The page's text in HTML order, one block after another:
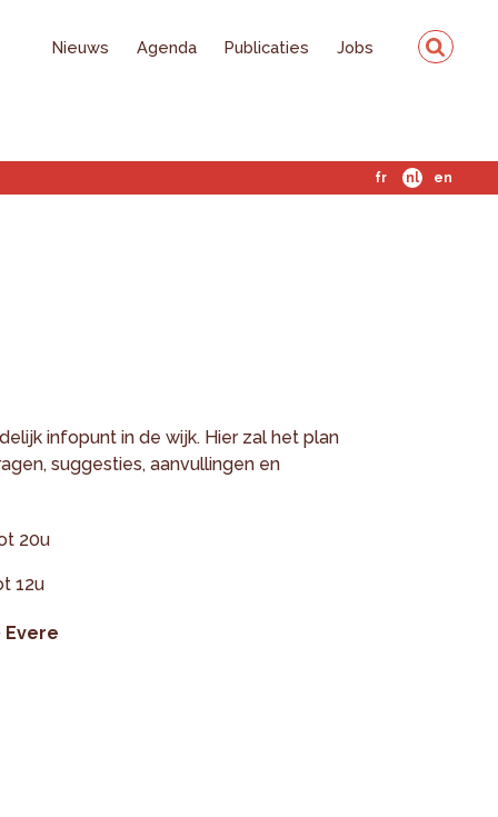
Nieuws Agenda Publicaties Jobs
fr nl en
infopunt in de wijk. Hier zal het plan
suggesties, aanvullingen en
20u
12u
Evere